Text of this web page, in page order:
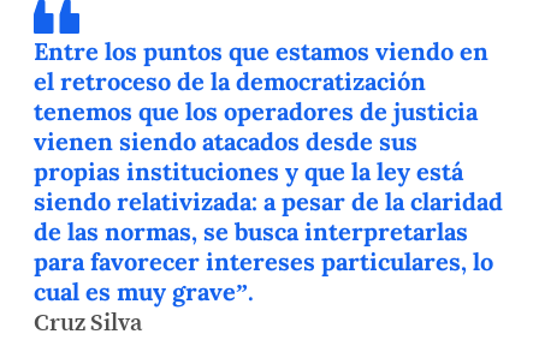
Entre los puntos que estamos viendo en
el retroceso de la democratización
tenemos que los operadores de justicia
vienen siendo atacados desde sus
propias instituciones y que la ley está
siendo relativizada: a pesar de la claridad
de las normas, se busca interpretarlas
para favorecer intereses particulares, lo
cual es muy grave”.
Cruz Silva